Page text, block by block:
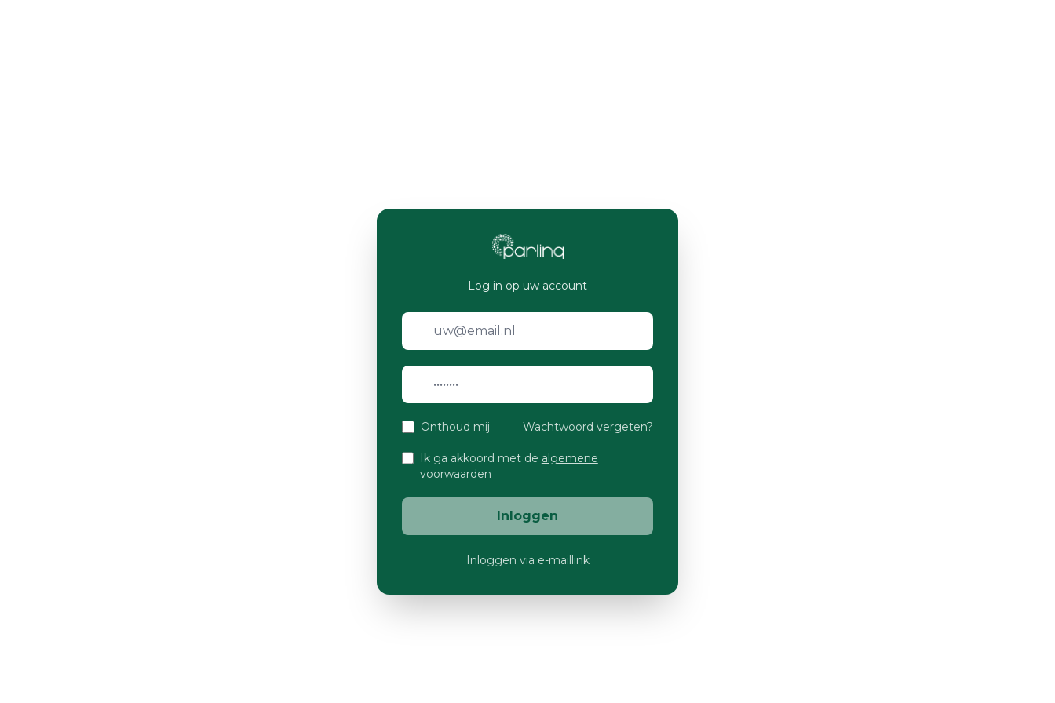
Log in op uw account
Onthoud mij Wachtwoord vergeten?
Ik ga akkoord met de algemene
voorwaarden
Inloggen
Inloggen via e-maillink